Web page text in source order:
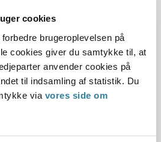
cookies
brugeroplevelsen på
cookies giver du samtykke til, at
anvender cookies på
til indsamling af statistik. Du
via vores side om
§ 2 § 3